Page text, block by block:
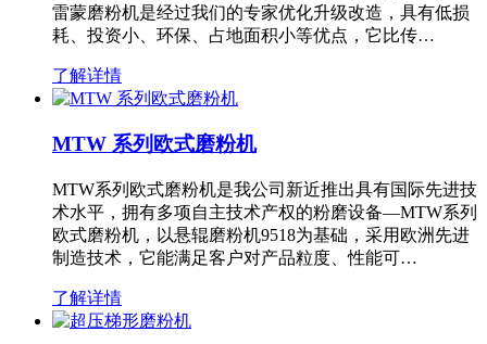
雷蒙磨粉机是经过我们的专家优化升级改造，具有低损
耗、投资小、环保、占地面积小等优点，它比传…
了解详情
MTW 系列欧式磨粉机
MTW系列欧式磨粉机是我公司新近推出具有国际先进技
术水平，拥有多项自主技术产权的粉磨设备—MTW系列
欧式磨粉机，以悬辊磨粉机9518为基础，采用欧洲先进
制造技术，它能满足客户对产品粒度、性能可…
了解详情